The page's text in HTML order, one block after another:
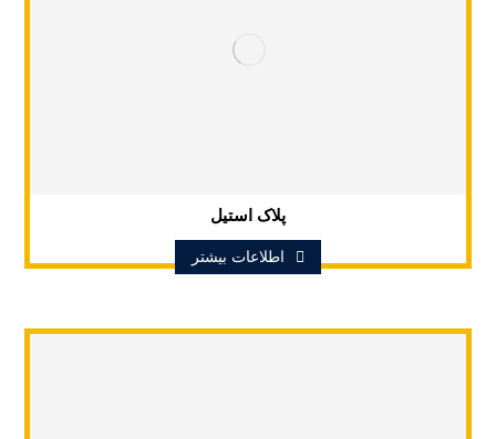
پلاک استیل
اطلاعات بیشتر